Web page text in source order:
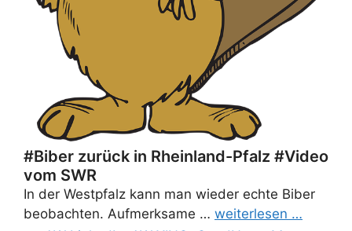
#Biber zurück in Rheinland-Pfalz #Video
vom SWR
In der Westpfalz kann man wieder echte Biber
beobachten. Aufmerksame … weiterlesen …